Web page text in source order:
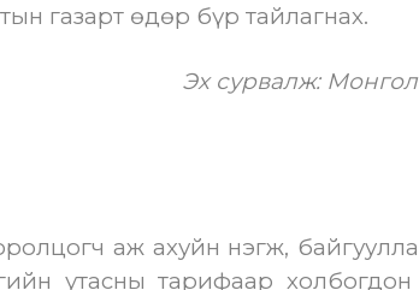
газарт өдөр бүр тайлагнах.
Эх сурвалж:
аж ахуйн нэгж,
утасны тарифаар